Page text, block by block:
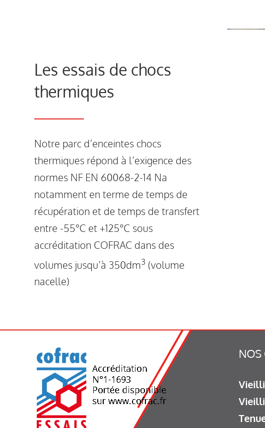
Les essais de chocs
thermiques
Notre parc d’enceintes chocs
thermiques répond à l’exigence des
normes NF EN 60068-2-14 Na
notamment en terme de temps de
récupération et de temps de transfert
entre -55°C et +125°C sous
accréditation COFRAC dans des
volumes jusqu’à 350dm3(volume
nacelle)
NOS